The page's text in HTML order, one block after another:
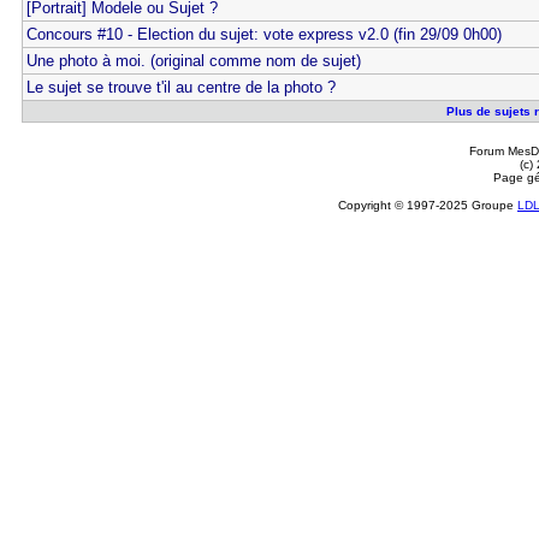
[Portrait] Modele ou Sujet ?
Concours #10 - Election du sujet: vote express v2.0 (fin 29/09 0h00)
Une photo à moi. (original comme nom de sujet)
Le sujet se trouve t'il au centre de la photo ?
Plus de sujets
Forum
(c)
Page
Copyright © 1997-2025 Groupe